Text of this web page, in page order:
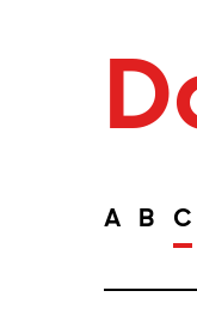
A B C